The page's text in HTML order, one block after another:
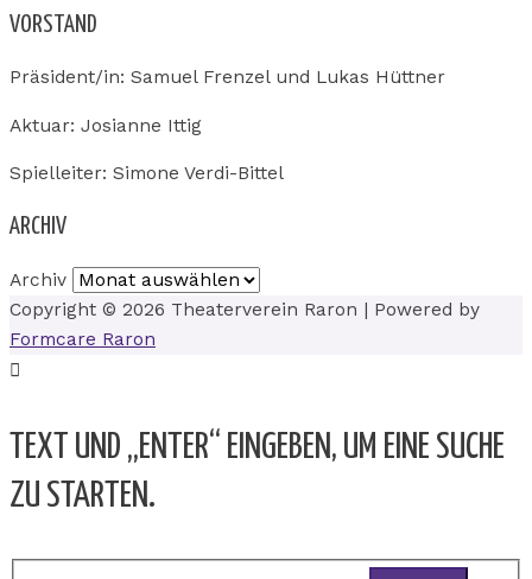
VORSTAND
Präsident/in: Samuel Frenzel und Lukas Hüttner
Aktuar: Josianne Ittig
Spielleiter: Simone Verdi-Bittel
ARCHIV
Archiv
Copyright © 2026 Theaterverein Raron | Powered by
Formcare Raron
TEXT UND „ENTER“ EINGEBEN, UM EINE SUCHE
ZU STARTEN.